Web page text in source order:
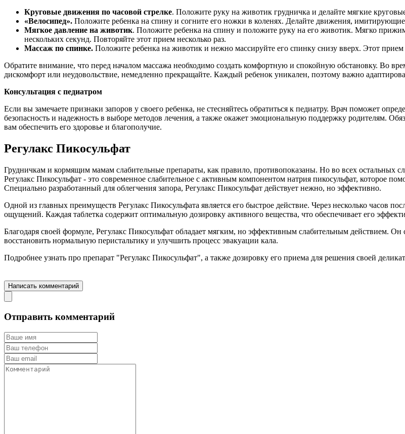
Круговые движения по часовой стрелке. Положите руку на животик грудничка и делайте мягкие
«Велосипед». Положите ребенка на спину и согните его ножки в коленях. Делайте движения,
Мягкое давление на животик. Положите ребенка на спину и положите руку на его животик. Мягко
нескольких секунд. Повторяйте этот прием несколько раз.
Массаж по спинке. Положите ребенка на животик и нежно массируйте его спинку снизу вверх. Этот
Обратите внимание, что перед началом массажа необходимо создать комфортную и спокойную обстановку. Во
дискомфорт или неудовольствие, немедленно прекращайте. Каждый ребенок уникален, поэтому важно
Консультация с педиатром
Если вы замечаете признаки запоров у своего ребенка, не стесняйтесь обратиться к педиатру. Врач поможет
безопасность и надежность в выборе методов лечения, а также окажет эмоциональную поддержку родителям.
вам обеспечить его здоровье и благополучие.
Регулакс Пикосульфат
Грудничкам и кормящим мамам слабительные препараты, как правило, противопоказаны. Но во всех остальных
Регулакс Пикосульфат - это современное слабительное с активным компонентом натрия пикосульфат, которое
Специально разработанный для облегчения запора, Регулакс Пикосульфат действует нежно, но эффективно.
Одной из главных преимуществ Регулакс Пикосульфата является его быстрое действие. Через несколько часов
ощущений. Каждая таблетка содержит оптимальную дозировку активного вещества, что обеспечивает его
Благодаря своей формуле, Регулакс Пикосульфат обладает мягким, но эффективным слабительным действием.
восстановить нормальную перистальтику и улучшить процесс эвакуации кала.
Подробнее узнать про препарат "Регулакс Пикосульфат", а также дозировку его приема для решения своей
Написать комментарий
Отправить комментарий